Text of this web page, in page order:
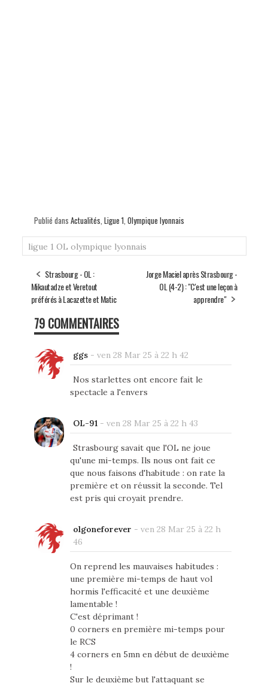
Publié dans Actualités, Ligue 1, Olympique lyonnais
ligue 1 OL olympique lyonnais
Strasbourg - OL :
Mikautadze et Veretout
préférés à Lacazette et Matic
Jorge Maciel après Strasbourg -
OL (4-2) : "C'est une leçon à
apprendre"
79 COMMENTAIRES
ggs- ven 28 Mar 25 à 22 h 42
Nos starlettes ont encore fait le
spectacle a l'envers
OL-91- ven 28 Mar 25 à 22 h 43
Strasbourg savait que l'OL ne joue
qu'une mi-temps. Ils nous ont fait ce
que nous faisons d'habitude : on rate la
première et on réussit la seconde. Tel
est pris qui croyait prendre.
olgoneforever - ven 28 Mar 25 à 22 h
46
On reprend les mauvaises habitudes :
une première mi-temps de haut vol
hormis l'efficacité et une deuxième
lamentable !
C'est déprimant !
0 corners en première mi-temps pour
le RCS
4 corners en 5mn en début de deuxième
!
Sur le deuxième but l'attaquant se